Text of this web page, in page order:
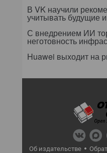
В VK научили
учитывать будущие
С внедрением ИИ
неготовность
Huawei выходит на
Об издательстве